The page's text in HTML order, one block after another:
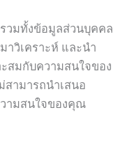
วมทั้งข้อมูลส่วนบุคคล
าวิเคราะห์ และนำ
สมกับความสนใจของ
ามารถนำเสนอ
ามสนใจของคุณ